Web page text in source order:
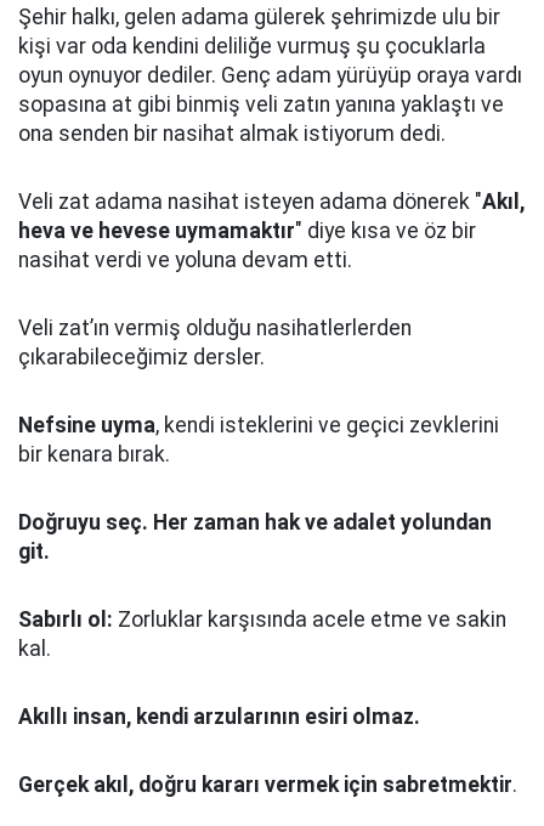
Şehir halkı, gelen adama gülerek şehrimizde ulu bir
kişi var oda kendini deliliğe vurmuş şu çocuklarla
oyun oynuyor dediler. Genç adam yürüyüp oraya vardı
sopasına at gibi binmiş veli zatın yanına yaklaştı ve
ona senden bir nasihat almak istiyorum dedi.
Veli zat adama nasihat isteyen adama dönerek "Akıl,
heva ve hevese uymamaktır" diye kısa ve öz bir
nasihat verdi ve yoluna devam etti.
Veli zat’ın vermiş olduğu nasihatlerlerden
çıkarabileceğimiz dersler.
Nefsine uyma, kendi isteklerini ve geçici zevklerini
bir kenara bırak.
Doğruyu seç. Her zaman hak ve adalet yolundan
git.
Sabırlı ol: Zorluklar karşısında acele etme ve sakin
kal.
Akıllı insan, kendi arzularının esiri olmaz.
Gerçek akıl, doğru kararı vermek için sabretmektir.